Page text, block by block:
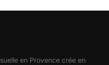
en Provence crée en